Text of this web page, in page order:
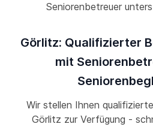
Seniorenbetreuer
Görlitz: Qualifizierter
mit
Wir stellen Ihnen
Görlitz zur Verfügung -